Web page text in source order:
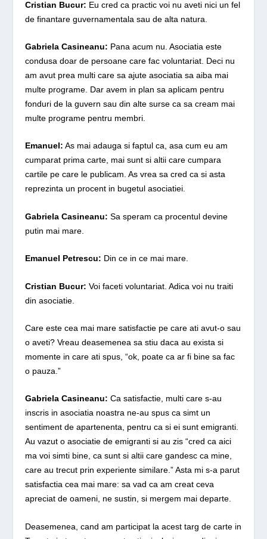
Cristian Bucur: Eu cred ca practic voi nu aveti nici un fel
de finantare guvernamentala sau de alta natura.
Gabriela Casineanu: Pana acum nu. Asociatia este
condusa doar de persoane care fac voluntariat. Deci nu
am avut prea multi care sa ajute asociatia sa aiba mai
multe programe. Dar avem in plan sa aplicam pentru
fonduri de la guvern sau din alte surse ca sa cream mai
multe programe pentru membri.
Emanuel: As mai adauga si faptul ca, asa cum eu am
cumparat prima carte, mai sunt si altii care cumpara
cartile pe care le publicam. As vrea sa cred ca si asta
reprezinta un procent in bugetul asociatiei.
Gabriela Casineanu:Sa speram ca procentul devine
putin mai mare.
Emanuel Petrescu: Din ce in ce mai mare.
Cristian Bucur: Voi faceti voluntariat. Adica voi nu traiti
din asociatie.
Care este cea mai mare satisfactie pe care ati avut-o sau
o aveti? Vreau deasemenea sa stiu daca au exista si
momente in care ati spus, “ok, poate ca ar fi bine sa fac
o pauza.”
Gabriela Casineanu: Ca satisfactie, multi care s-au
inscris in asociatia noastra ne-au spus ca simt un
sentiment de apartenenta, pentru ca si ei sunt emigranti.
Au vazut o asociatie de emigranti si au zis “cred ca aici
ma voi simti bine, ca sunt si altii care gandesc ca mine,
care au trecut prin experiente similare.” Asta mi s-a parut
satisfactia cea mai mare: sa vad ca am creat ceva
apreciat de oameni, ne sustin, si mergem mai departe.
Deasemenea, cand am participat la acest targ de carte in